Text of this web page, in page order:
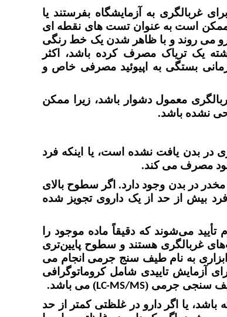
غربالگری به آزمایشگاه بفرستند یا
است به عنوان تست های نقطه ای
فرو می روند و با ظاهر شدن یک خط رنگی
شوند. اگر فردی در 1 تا 3 روز گذشته یک تریاک مصرف کرده باشد، اکثر
زمانی بستگی به اپیوئید مصرفی خاص و
معمول دشوار باشد، زیرا ممکن
نشده باشد.
در بدن یافت نشده است، یا اینکه فرد
خود مصرف می کند.
در بدن وجود دارد. اگر سطوح بالای
بیش از حد از یک داروی تجویز شده
می‌شوند که دقیقاً ماده موجود را
غربالگری هستند و سطوح پایین‌تری
ابزاری به نام طیف سنج جرمی انجام می
آزمایش تاییدی شامل کروماتوگرافی
سنجی جرمی (LC-MS/MS) می باشد.
باشد، یا اگر دارو در غلظتی کمتر از حد